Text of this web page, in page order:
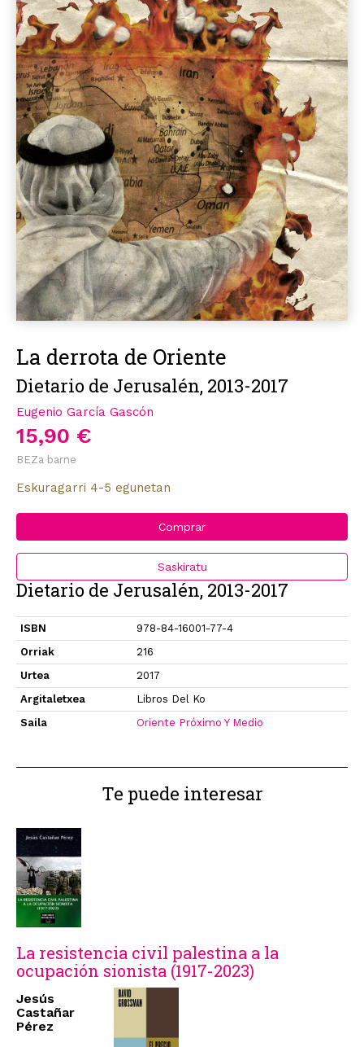
La derrota de Oriente
Dietario de Jerusalén, 2013-2017
Eugenio García Gascón
15,90 €
BEZa barne
Eskuragarri 4-5 egunetan
Comprar
Saskiratu
Dietario de Jerusalén, 2013-2017
ISBN
978-84-16001-77-4
Orriak
216
Urtea
2017
Argitaletxea
Libros Del Ko
Saila
Oriente Próximo Y Medio
Te puede interesar
La resistencia civil palestina a la
ocupación sionista (1917-2023)
Jesús
Castañar
Pérez